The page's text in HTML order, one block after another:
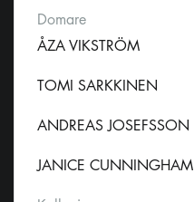
Domare
ÅZA VIKSTRÖM
TOMI SARKKINEN
ANDREAS JOSEFSSON
JANICE CUNNINGHAM